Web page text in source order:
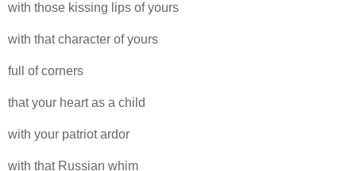
with those kissing lips of yours
with that character of yours
full of corners
that your heart as a child
with your patriot ardor
with that Russian whim